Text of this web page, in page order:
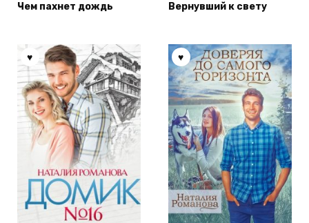
Чем пахнет дождь Вернувший к свету